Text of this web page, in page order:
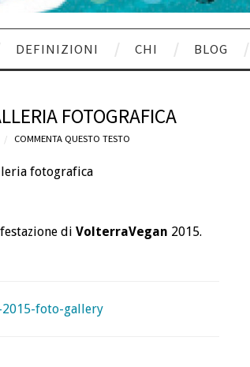
DEFINIZIONI CHI BLOG
FOTOGRAFICA
COMMENTA QUESTO TESTO
di VolterraVegan 2015.
foto-gallery